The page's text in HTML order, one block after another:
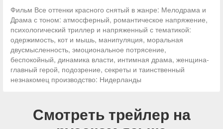
Фильм Все оттенки красного снятый в жанре: Мелодрама и
Драма с тоном: атмосферный, романтическое напряжение,
психологический триллер и напряженный с тематикой:
одержимость, кот и мышь, манипуляция, моральная
двусмысленность, эмоциональное потрясение,
беспокойный, динамика власти, интимная драма, женщина-
главный герой, подозрение, секреты и таинственный
незнакомец производство: Нидерланды
Смотреть трейлер на